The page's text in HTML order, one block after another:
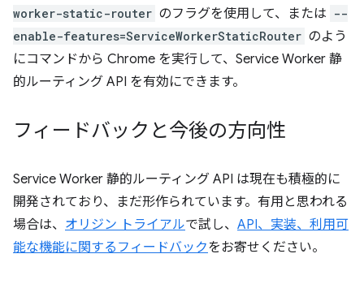
worker-static-router のフラグを使用して、または --
enable-features=ServiceWorkerStaticRouter のよう
にコマンドから Chrome を実行して、Service Worker 静
的ルーティング API を有効にできます。
フィードバックと今後の方向性
Service Worker 静的ルーティング API は現在も積極的に
開発されており、まだ形作られています。有用と思われる
場合は、 オリジン トライアルで試し、 API、実装、利用可
能な機能に関するフィードバックをお寄せください。